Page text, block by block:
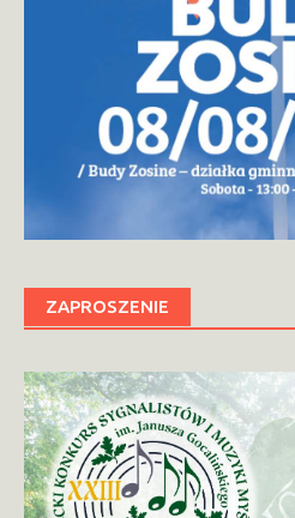
ZAPROSZENIE